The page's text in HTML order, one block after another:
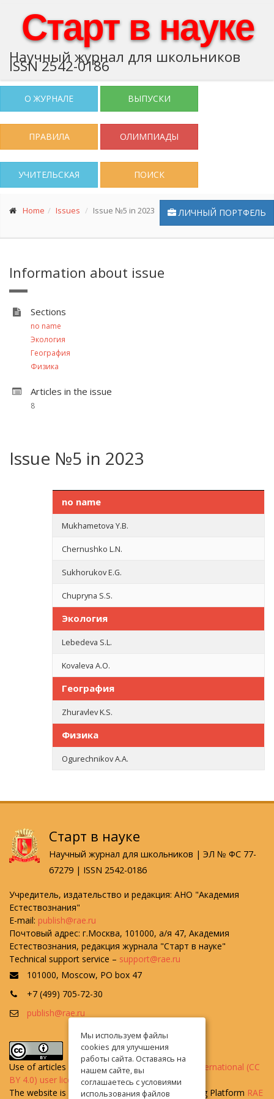
Старт в науке
Научный журнал для школьников
ISSN 2542-0186
О ЖУРНАЛЕ ВЫПУСКИ
ПРАВИЛА ОЛИМПИАДЫ
УЧИТЕЛЬСКАЯ ПОИСК
ЛИЧНЫЙ ПОРТФЕЛЬ
Home Issues Issue №5 in 2023
Information about issue
Sections
no name
Экология
География
Физика
Articles in the issue
8
Issue №5 in 2023
no name
Mukhametova Y.B.
Chernushko L.N.
Sukhorukov E.G.
Chupryna S.S.
Экология
Lebedeva S.L.
Kovaleva A.O.
География
Zhuravlev K.S.
Физика
Ogurechnikov A.A.
Старт в науке
Научный журнал для школьников | ЭЛ № ФС 77-
67279 | ISSN 2542-0186
Учредитель, издательство и редакция: АНО "Академия
Естествознания"
E-mail: publish@rae.ru
Почтовый адрес: г.Москва, 101000, а/я 47, Академия
Естествознания, редакция журнала "Старт в науке"
Technical support service – support@rae.ru
101000, Moscow, PO box 47
+7 (499) 705-72-30
publish@rae.ru
Use of articles is defined by theAttribution 4.0 International (CC
BY 4.0) user license.
The website is created on the Universal Publishing Platform RAE
Мы используем файлы
cookies для улучшения
работы сайта. Оставаясь на
нашем сайте, вы
соглашаетесь с условиями
использования файлов